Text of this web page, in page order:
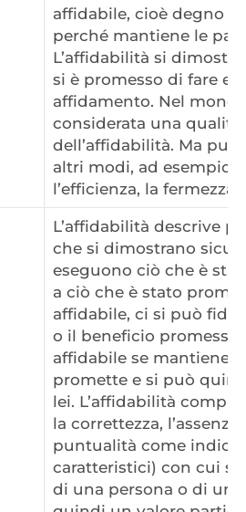
affidabile, cioè degno
perché mantiene le
L’affidabilità si
si è promesso di fare e
affidamento. Nel
considerata una
dell’affidabilità. Ma può
altri modi, ad esempio
l’efficienza, la fermezza
L’affidabilità descrive
che si dimostrano
eseguono ciò che è
a ciò che è stato
affidabile, ci si può
o il beneficio
affidabile se mantiene
promette e si può
lei. L’affidabilità
la correttezza,
puntualità come
caratteristici) con cui si
di una persona o di un